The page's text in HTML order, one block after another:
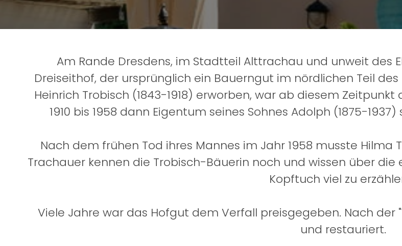
Am Rande Dresdens, im Stadtteil Alttrachau und unweit des
Dreiseithof, der ursprünglich ein Bauerngut im nördlichen Teil
Heinrich Trobisch (1843-1918) erworben, war ab diesem
1910 bis 1958 dann Eigentum seines Sohnes Adolph (1875-
Nach dem frühen Tod ihres Mannes im Jahr 1958 musste Hilma
Trachauer kennen die Trobisch-Bäuerin noch und wissen über
Kopftuch viel zu
Viele Jahre war das Hofgut dem Verfall preisgegeben. Nach
und restauriert.